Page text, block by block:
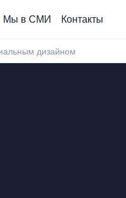
Мы в СМИ Контакты
дизайном